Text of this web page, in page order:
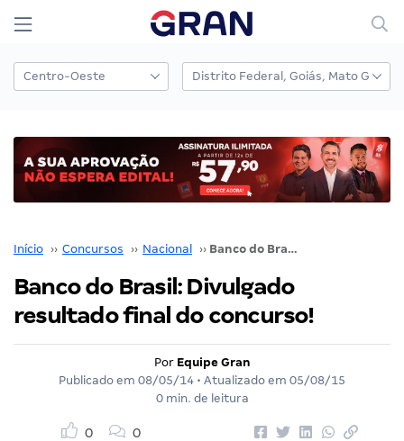
Início ›› Concursos ›› Nacional ›› Banco do Brasil: Divulgado resultado final do concurso!
Banco do Brasil: Divulgado
resultado final do concurso!
Por Equipe Gran
Publicado em 08/05/14 • Atualizado em 05/08/15
0 min. de leitura
0 0